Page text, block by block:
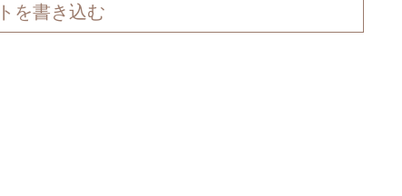
を書き込む